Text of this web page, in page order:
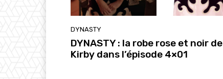
DYNASTY
DYNASTY : la robe rose et noir de
Kirby dans l’épisode 4×01